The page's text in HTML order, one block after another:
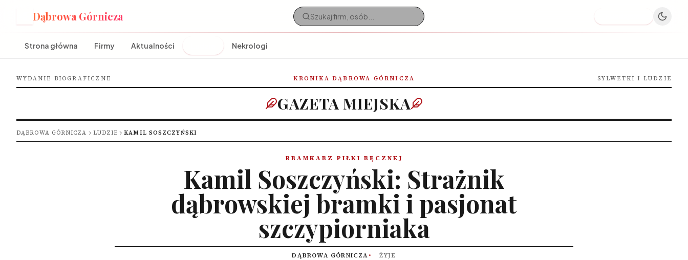
Dąbrowa Górnicza
Strona główna Firmy Aktualności Nekrologi
WYDANIE BIOGRAFICZNE KRONIKA DĄBROWA GÓRNICZA SYLWETKI I LUDZIE
GAZETA MIEJSKA
DĄBROWA GÓRNICZA LUDZIE KAMIL SOSZCZYŃSKI
BRAMKARZ PIŁKI RĘCZNEJ
Kamil Soszczyński: Strażnik
dąbrowskiej bramki i pasjonat
szczypiorniaka
DĄBROWA GÓRNICZA ŻYJE